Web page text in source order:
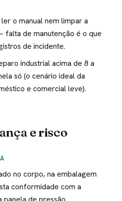
o manual nem limpar a
falta de manutenção é o que
de incidente.
industrial acima de 8 a
só (o cenário ideal da
e comercial leve).
e risco
no corpo, na embalagem
conformidade com a